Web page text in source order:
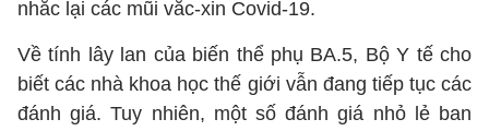
nhắc lại các mũi vắc-xin Covid-19.
Về tính lây lan của biến thể phụ BA.5, Bộ Y tế cho
biết các nhà khoa học thế giới vẫn đang tiếp tục các
đánh giá. Tuy nhiên, một số đánh giá nhỏ lẻ ban